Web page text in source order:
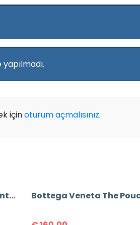
içinoturum açmalısınız.
Bottega Casette Frinqed İntrecclo Bag